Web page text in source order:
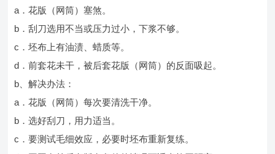
a．花版（网筒）塞煞。
b．刮刀选用不当或压力过小，下浆不够。
c．坯布上有油渍、蜡质等。
d．前套花未干，被后套花版（网筒）的反面吸起。
b、解决办法：
a．花版（网筒）每次要清洗干净。
b．选好刮刀，用力适当。
c．要测试毛细效应，必要时坯布重新复练。